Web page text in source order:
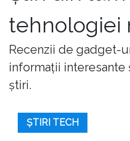
tehnologiei
Recenzii de gadget-
informații interesante
știri.
ȘTIRI TECH